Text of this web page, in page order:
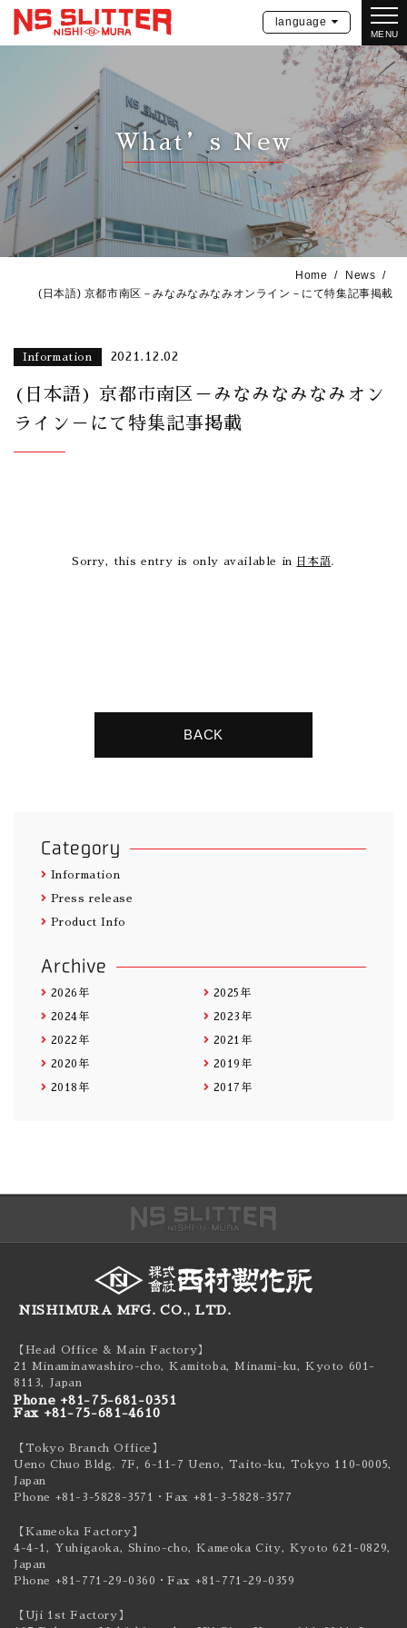
MENU
language
What’s New
Home
News
(日本語) 京都市南区－みなみなみなみオンライン－にて特集記事掲載
Information 2021.12.02
(日本語) 京都市南区－みなみなみなみオン
ライン－にて特集記事掲載
Sorry, this entry is only available in 日本語.
BACK
Category
Information
Press release
Product Info
Archive
2026年 2025年
2024年 2023年
2022年 2021年
2020年 2019年
2018年 2017年
NISHIMURA MFG. CO., LTD.
【Head Office & Main Factory】
21 Minaminawashiro-cho, Kamitoba, Minami-ku,Kyoto 601-
8113, Japan
Phone +81-75-681-0351
Fax +81-75-681-4610
【Tokyo Branch Office】
Ueno Chuo Bldg. 7F, 6-11-7 Ueno, Taito-ku, Tokyo 110-0005,
Japan
Phone +81-3-5828-3571
・Fax +81-3-5828-3577
【Kameoka Factory】
4-4-1, Yuhigaoka, Shino-cho, Kameoka City, Kyoto 621-0829,
Japan
Phone +81-771-29-0360 ・Fax +81-771-29-0359
【Uji 1st Factory】